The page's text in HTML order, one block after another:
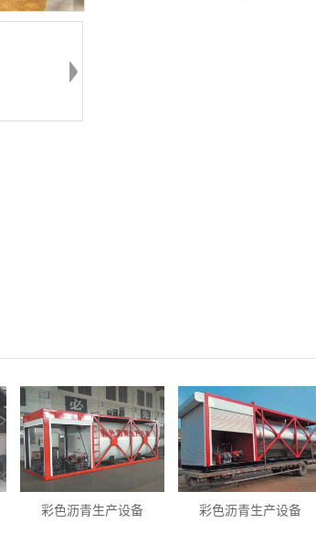
彩色沥青生产设备 彩色沥青生产设备